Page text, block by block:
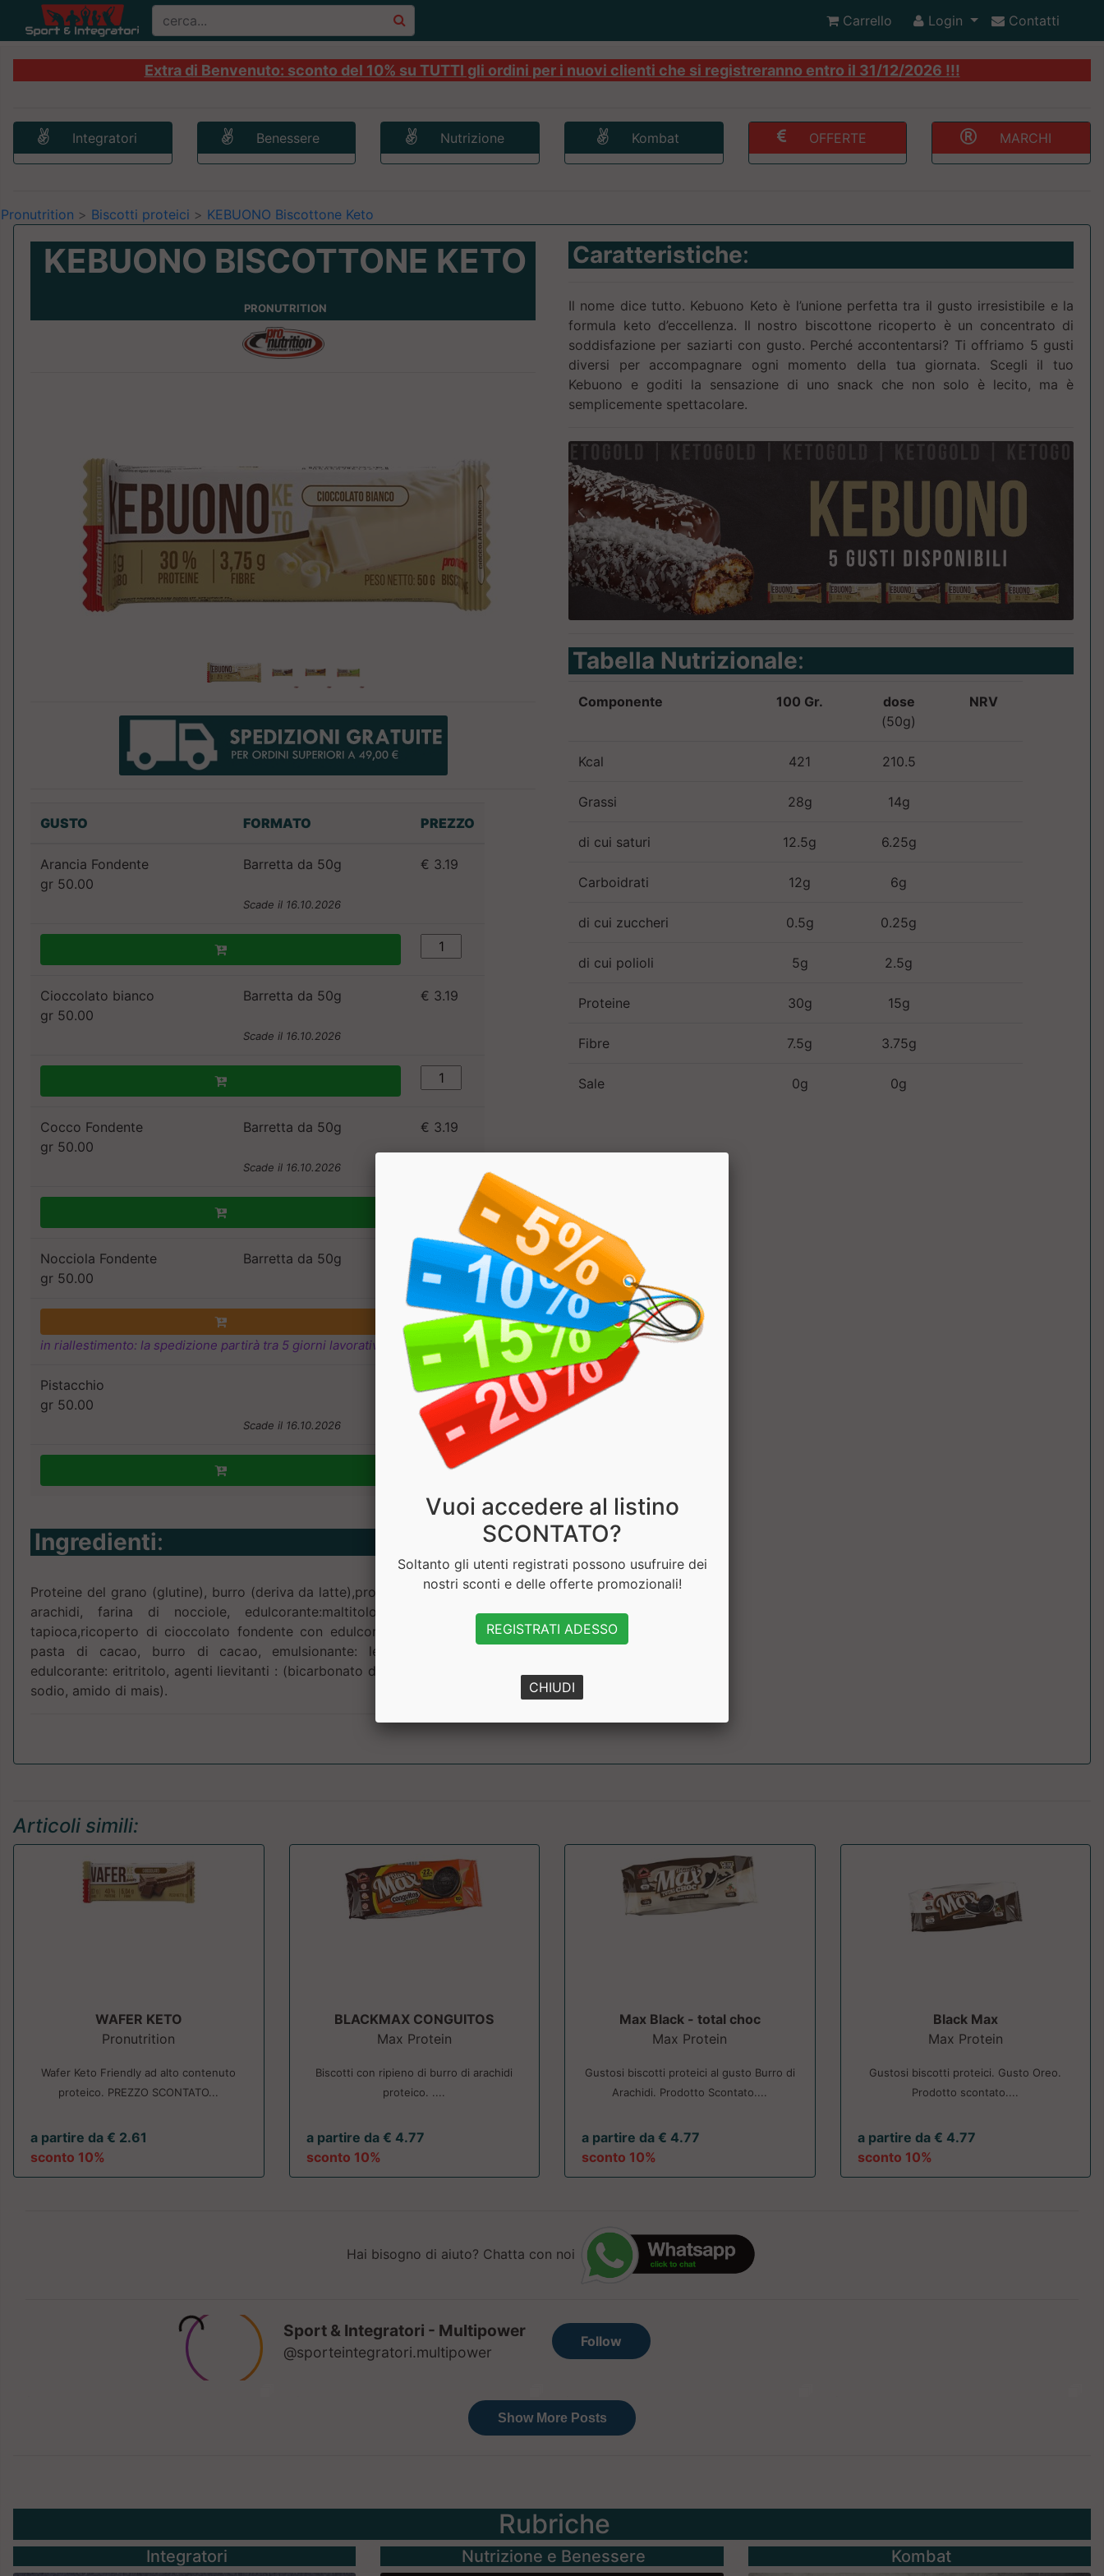
Carrello Login Contatti
Extra di Benvenuto: sconto del 10% su TUTTI gli ordini per i nuovi clienti che si registreranno entro il 31/12/2026 !!!
Integratori Benessere Nutrizione Kombat OFFERTE MARCHI
Pronutrition > Biscotti proteici > KEBUONO Biscottone Keto
KEBUONO BISCOTTONE KETO
PRONUTRITION
GUSTO FORMATO PREZZO
Arancia Fondente
gr 50.00
Barretta da 50g
Scade il 16.10.2026
€ 3.19
Cioccolato bianco
gr 50.00
Barretta da 50g
Scade il 16.10.2026
€ 3.19
Cocco Fondente
gr 50.00
Barretta da 50g
Scade il 16.10.2026
€ 3.19
Nocciola Fondente
gr 50.00
Barretta da 50g € 3.19
in riallestimento: la spedizione partirà tra 5 giorni lavorativi
Pistacchio
gr 50.00
Scade il 16.10.2026
€ 3.19
Ingredienti:
Proteine del grano (glutine), burro (deriva da latte),proteine del pisello, farina di
arachidi, farina di nocciole, edulcorante:maltitolo, amido resistente di
tapioca,ricoperto di cioccolato fondente con edulcoranti 6 %( ing.: maltitolo,
pasta di cacao, burro di cacao, emulsionante: lecitina di soia), inulina,
edulcorante: eritritolo, agenti lievitanti : (bicarbonato di ammonio, pirofosfato di
sodio, amido di mais).
Caratteristiche:
Il nome dice tutto. Kebuono Keto è l’unione perfetta tra il gusto irresistibile e la
formula keto d’eccellenza. Il nostro biscottone ricoperto è un concentrato di
soddisfazione per saziarti con gusto. Perché accontentarsi? Ti offriamo 5 gusti
diversi per accompagnare ogni momento della tua giornata. Scegli il tuo
Kebuono e goditi la sensazione di uno snack che non solo è lecito, ma è
semplicemente spettacolare.
Tabella Nutrizionale:
Componente 100 Gr.
dose
(50g)
NRV
Kcal 421 210.5
Grassi 28g 14g
di cui saturi 12.5g 6.25g
Carboidrati 12g 6g
di cui zuccheri 0.5g 0.25g
di cui polioli 5g 2.5g
Proteine 30g 15g
Fibre 7.5g 3.75g
Sale 0g 0g
Articoli simili:
WAFER KETO
Pronutrition
Wafer Keto Friendly ad alto contenuto
proteico. PREZZO SCONTATO...
a partire da € 2.61
sconto 10%
BLACKMAX CONGUITOS
Max Protein
Biscotti con ripieno di burro di arachidi
proteico. ....
a partire da € 4.77
sconto 10%
Max Black - total choc
Max Protein
Gustosi biscotti proteici al gusto Burro di
Arachidi. Prodotto Scontato....
a partire da € 4.77
sconto 10%
Black Max
Max Protein
Gustosi biscotti proteici. Gusto Oreo.
Prodotto scontato....
a partire da € 4.77
sconto 10%
Hai bisogno di aiuto? Chatta con noi
Rubriche
Integratori Nutrizione e Benessere Kombat
Vuoi accedere al listino
SCONTATO?
Soltanto gli utenti registrati possono usufruire dei
nostri sconti e delle offerte promozionali!
REGISTRATI ADESSO
CHIUDI